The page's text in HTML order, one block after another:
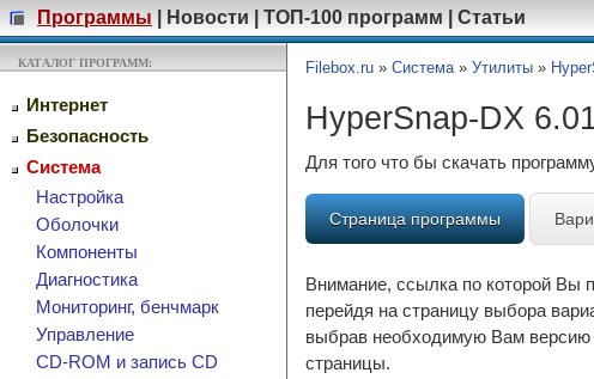
Программы Новости ТОП-100 программ Статьи
КАТАЛОГ ПРОГРАММ:
Интернет
Безопасность
Система
Настройка
Оболочки
Компоненты
Диагностика
Мониторинг, бенчмарк
Управление
CD-ROM и запись CD
Filebox.ru » Система» Утилиты »
HyperSnap-DX
Для того что бы скачать
Страница программы
Внимание, ссылка по которой Вы
перейдя на страницу выбора
выбрав необходимую Вам версию
страницы.